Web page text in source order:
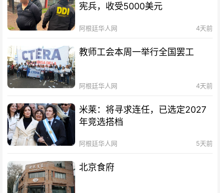
宪兵，收受5000美元
阿根廷华人网 4天前
教师工会本周一举行全国罢工
阿根廷华人网 4天前
米莱：将寻求连任，已选定2027
年竞选搭档
阿根廷华人网 5天前
北京食府